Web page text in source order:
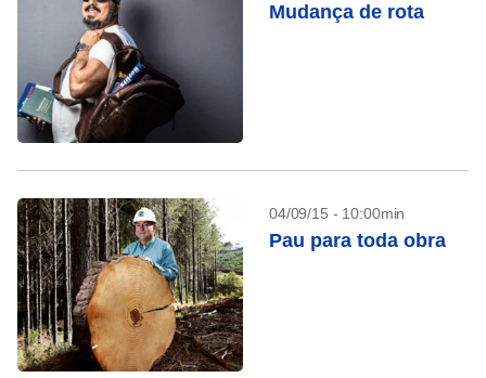
Mudança de rota
04/09/15 - 10:00min
Pau para toda obra